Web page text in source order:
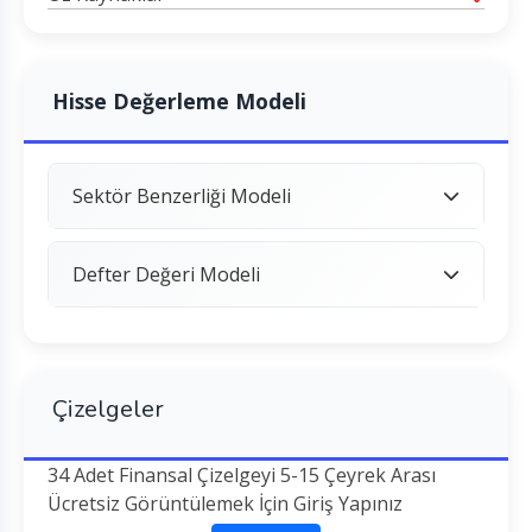
Hisse Değerleme Modeli
Sektör Benzerliği Modeli
Defter Değeri Modeli
Çizelgeler
34 Adet Finansal Çizelgeyi 5-15 Çeyrek Arası
Ücretsiz Görüntülemek İçin Giriş Yapınız